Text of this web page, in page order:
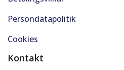
Tonede ruder
Udvendig temperaturmåler
Persondatapolitik
Cookies
Kontakt